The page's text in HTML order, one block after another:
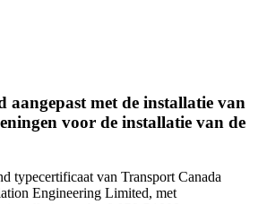
aangepast met de installatie van
voor de installatie van de